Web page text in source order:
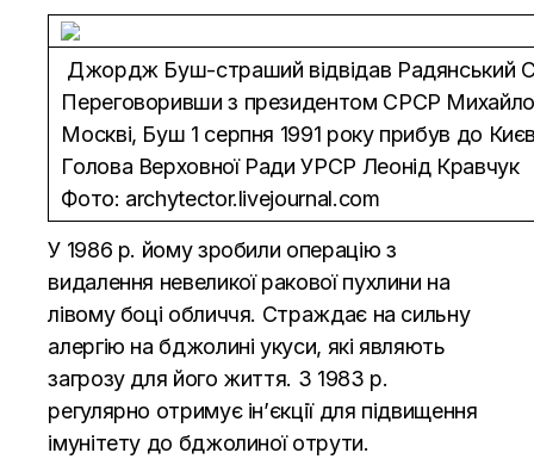
Джордж Буш-страший відвідав Радянський
Переговоривши з президентом СРСР
Москві, Буш 1 серпня 1991 року прибув до
Голова Верховної Ради УРСР Леонід Кравчук
Фото: archytector.livejournal.com
У 1986 р. йому зробили операцію з
видалення невеликої ракової пухлини на
лівому боці обличчя. Страждає на сильну
алергію на бджолині укуси, які являють
загрозу для його життя. З 1983 р.
регулярно отримує ін’єкції для підвищення
імунітету до бджолиної отрути.